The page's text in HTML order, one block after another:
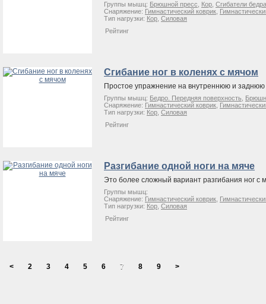
Группы мышц: Брюшной пресс Кор Сгибатели бедра
Снаряжение: Гимнастический коврик
Тип нагрузки: Кор Силовая
Рейтинг
Сгибание ног в коленях с мячом
Простое упражнение на внутреннюю и заднюю
Группы мышц: Бедро. Передняя поверхность
Снаряжение: Гимнастический коврик
Тип нагрузки: Кор Силовая
Рейтинг
Разгибание одной ноги на мяче
Это более сложный вариант разгибания ног с
Группы мышц:
Снаряжение: Гимнастический коврик
Тип нагрузки: Кор Силовая
Рейтинг
< 2 3 4 5 6 7 8 9 >